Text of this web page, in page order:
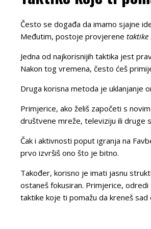
Često se događa da imamo sjajne
Međutim, postoje provjerene taktike
Jedna od najkorisnijih taktika jest
Nakon tog vremena, često ćeš
Druga korisna metoda je uklanjanje
Primjerice, ako želiš započeti s
društvene mreže, televiziju ili druge
Čak i aktivnosti poput igranja na
prvo izvršiš ono što je bitno.
Također, korisno je imati jasnu
ostaneš fokusiran. Primjerice,
taktike koje ti pomažu da kreneš